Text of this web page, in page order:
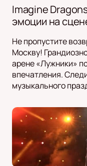
Imagine
эмоции на
Не пропустите
Москву!
арене «Лужники»
впечатления.
музыкального